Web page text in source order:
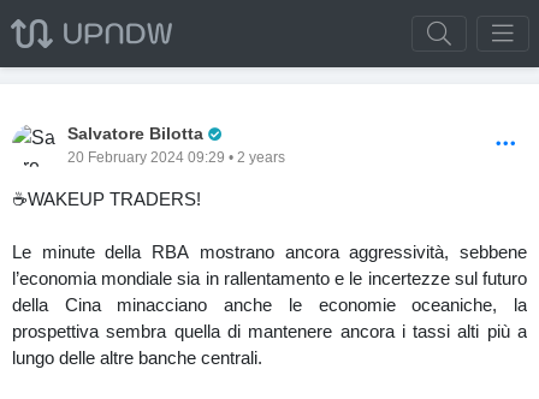
Salvatore Bilotta
20 February 2024 09:29 • 2 years
☕️WAKEUP TRADERS!
Le minute della RBA mostrano ancora aggressività, sebbene
l’economia mondiale sia in rallentamento e le incertezze sul futuro
della Cina minacciano anche le economie oceaniche, la
prospettiva sembra quella di mantenere ancora i tassi alti più a
lungo delle altre banche centrali.